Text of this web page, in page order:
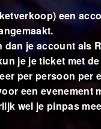
een
dan je account als
je je ticket met
per persoon per
een evenement
wel je pinpas